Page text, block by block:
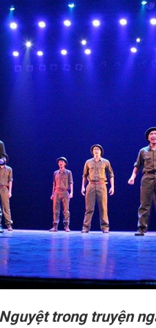
trong truyện